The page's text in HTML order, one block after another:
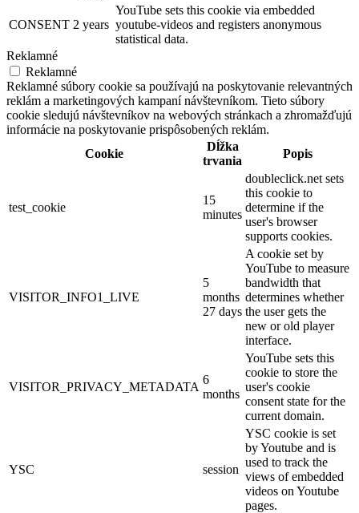
CONSENT 2 years
YouTube sets this cookie via embedded
youtube-videos and registers anonymous
statistical data.
Reklamné
Reklamné
Reklamné súbory cookie sa používajú na poskytovanie relevantných
reklám a marketingových kampaní návštevníkom. Tieto súbory
cookie sledujú návštevníkov na webových stránkach a zhromažďujú
informácie na poskytovanie prispôsobených reklám.
Cookie
Dĺžka
trvania
Popis
test_cookie
15
minutes
doubleclick.net sets
this cookie to
determine if the
user's browser
supports cookies.
VISITOR_INFO1_LIVE
5
months
27 days
A cookie set by
YouTube to measure
bandwidth that
determines whether
the user gets the
new or old player
interface.
VISITOR_PRIVACY_METADATA
6
months
YouTube sets this
cookie to store the
user's cookie
consent state for the
current domain.
YSC session
YSC cookie is set
by Youtube and is
used to track the
views of embedded
videos on Youtube
pages.